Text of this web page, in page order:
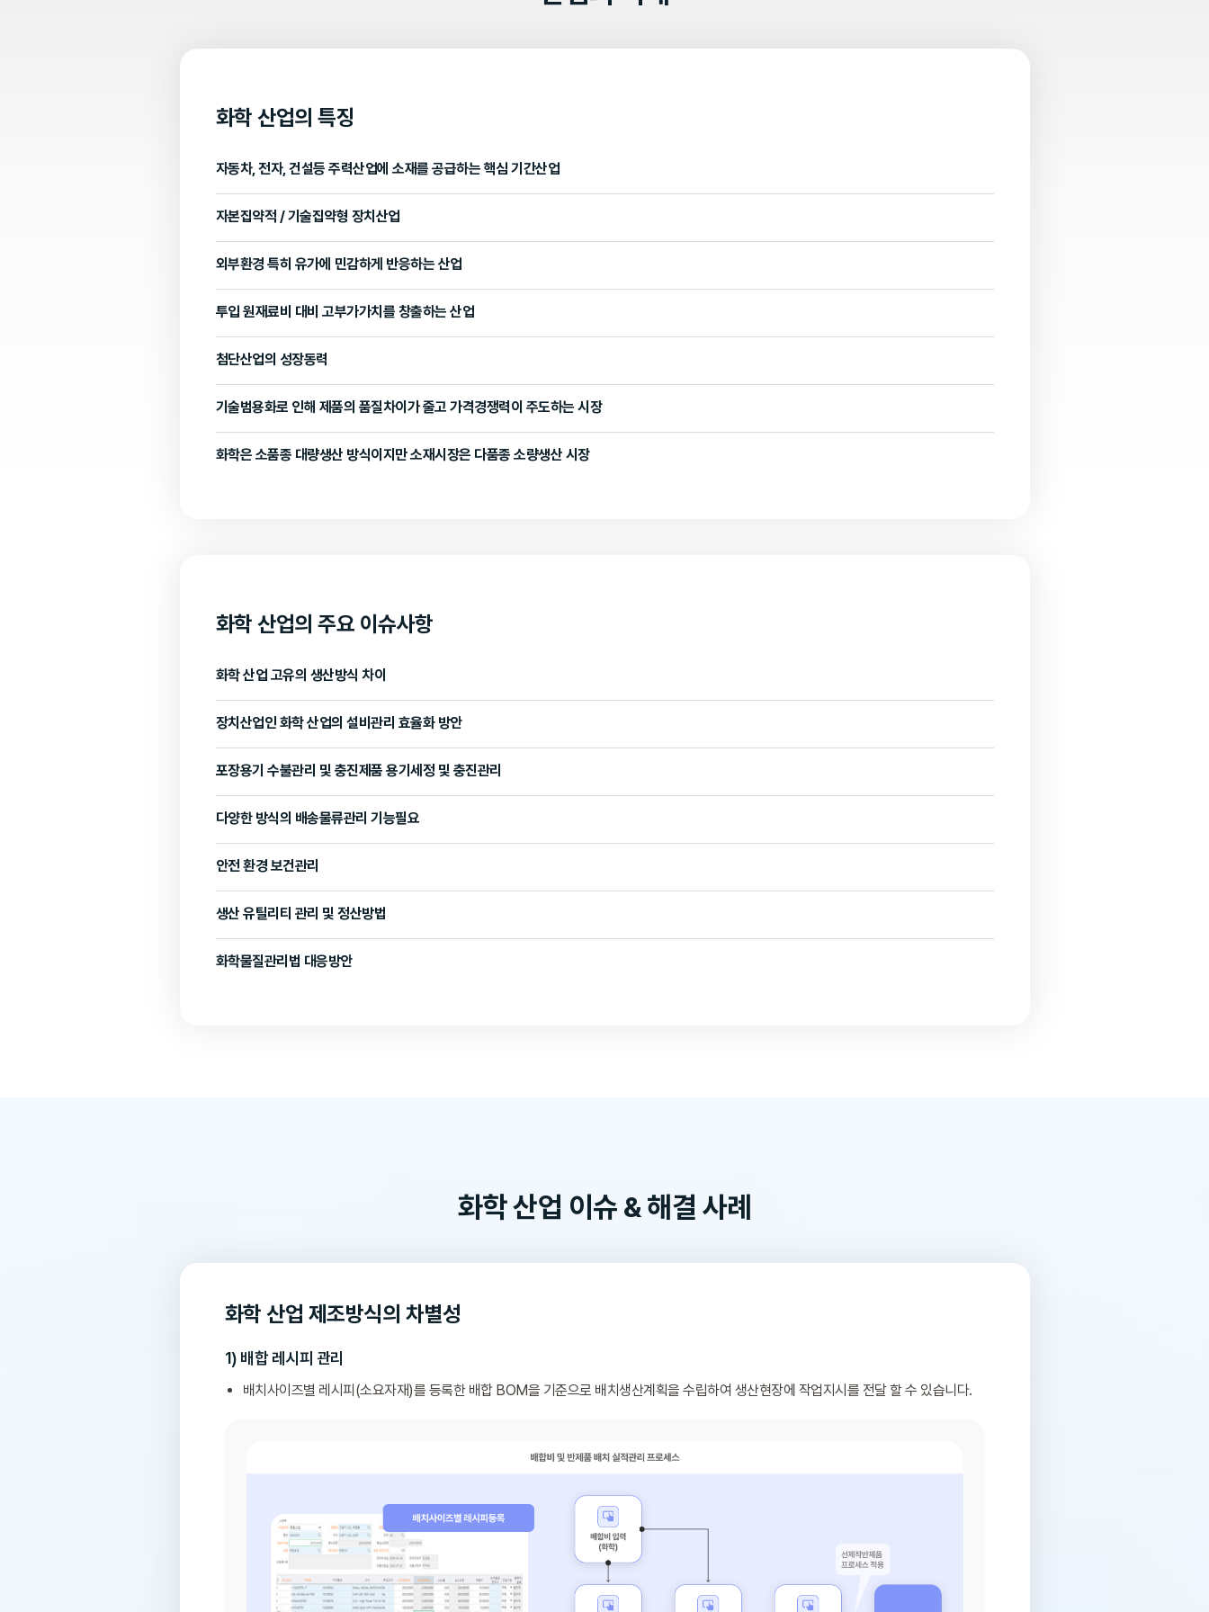
화학 산업의 특징
자동차, 전자, 건설등 주력산업에 소재를 공급하는 핵심 기간산업
자본집약적 / 기술집약형 장치산업
외부환경 특히 유가에 민감하게 반응하는 산업
투입 원재료비 대비 고부가가치를 창출하는 산업
첨단산업의 성장동력
기술범용화로 인해 제품의 품질차이가 줄고 가격경쟁력이 주도하는 시장
화학은 소품종 대량생산 방식이지만 소재시장은 다품종 소량생산 시장
화학 산업의 주요 이슈사항
화학 산업 고유의 생산방식 차이
장치산업인 화학 산업의 설비관리 효율화 방안
포장용기 수불관리 및 충진제품 용기세정 및 충진관리
다양한 방식의 배송물류관리 기능필요
안전 환경 보건관리
생산 유틸리티 관리 및 정산방법
화학물질관리법 대응방안
화학 산업 이슈 & 해결 사례
화학 산업 제조방식의 차별성
1) 배합 레시피 관리
배치사이즈별 레시피(소요자재)를 등록한 배합 BOM을 기준으로 배치생산계획을 수립하여 생산현장에 작업지시를 전달 할 수 있습니다.